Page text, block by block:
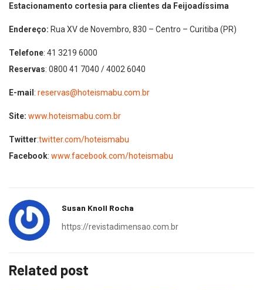
Estacionamento cortesia para clientes da Feijoadíssima
Endereço: Rua XV de Novembro, 830 – Centro – Curitiba (PR)
Telefone: 41 3219 6000
Reservas: 0800 41 7040 / 4002 6040
E-mail : reservas@hoteismabu.com.br
Site: www.hoteismabu.com.br
Twitter:twitter.com/hoteismabu
Facebook: www.facebook.com/hoteismabu
Susan Knoll Rocha
https://revistadimensao.com.br
Related post